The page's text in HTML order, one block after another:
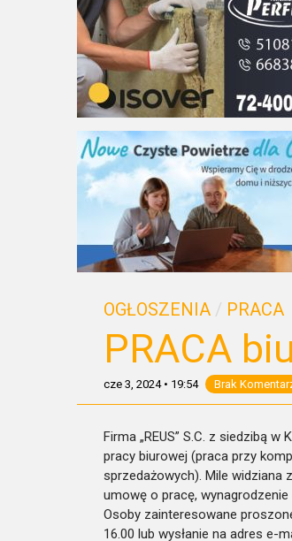
OGŁOSZENIA / PRACA
PRACA
cze 3, 2024• 19:54 Brak
Firma „REUS” S.C. z siedzibą
pracy biurowej (praca przy
sprzedażowych). Mile widziana
umowę o pracę,
Osoby zainteresowane
16.00 lub wysłanie na adres e-